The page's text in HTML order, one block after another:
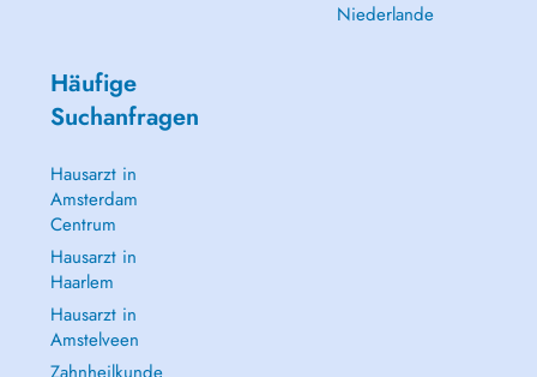
Niederlande
Häufige
Suchanfragen
Hausarzt in
Amsterdam
Centrum
Hausarzt in
Haarlem
Hausarzt in
Amstelveen